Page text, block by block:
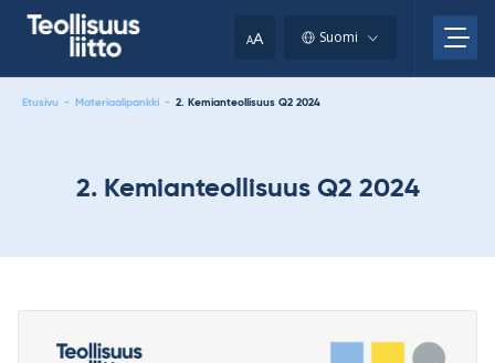
AA Suomi
Etusivu - Materiaalipankki - 2. Kemianteollisuus Q2 2024
2. Kemianteollisuus Q2 2024
clipboard.)